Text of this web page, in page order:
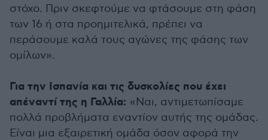
στόχο. Πριν σκεφτούμε να φτάσουμε στη φάση
των 16 ή στα προημιτελικά, πρέπει να
περάσουμε καλά τους αγώνες της φάσης των
ομίλων».
Για την Ισπανία και τις δυσκολίες που έχει
απέναντί της η Γαλλία: «Ναι, αντιμετωπίσαμε
πολλά προβλήματα εναντίον αυτής της ομάδας.
Είναι μια εξαιρετική ομάδα όσον αφορά την